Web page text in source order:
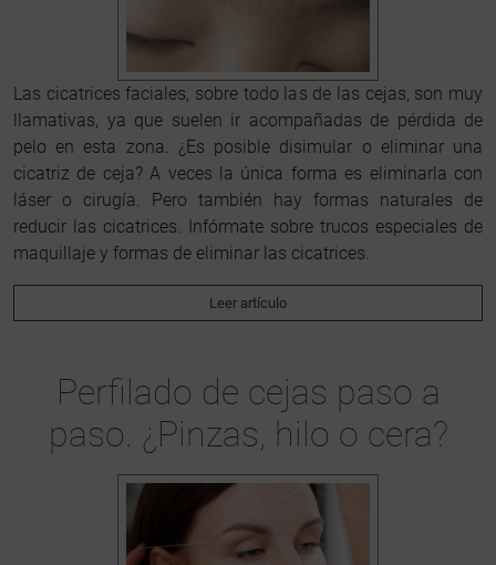
Las cicatrices faciales, sobre todo las de las cejas, son muy
llamativas, ya que suelen ir acompañadas de pérdida de
pelo en esta zona. ¿Es posible disimular o eliminar una
cicatriz de ceja? A veces la única forma es eliminarla con
láser o cirugía. Pero también hay formas naturales de
reducir las cicatrices. Infórmate sobre trucos especiales de
maquillaje y formas de eliminar las cicatrices.
Leer artículo
Perfilado de cejas paso a
paso. ¿Pinzas, hilo o cera?